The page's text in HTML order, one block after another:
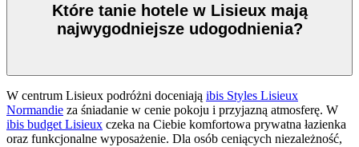
Które tanie hotele w Lisieux mają
najwygodniejsze udogodnienia?
W centrum Lisieux podróżni doceniają ibis Styles Lisieux
Normandie za śniadanie w cenie pokoju i przyjazną atmosferę. W
ibis budget Lisieux czeka na Ciebie komfortowa prywatna łazienka
oraz funkcjonalne wyposażenie. Dla osób ceniących niezależność,